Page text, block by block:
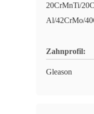
20CrMnTi/
Al/42CrMo/
Zahnprofil:
Gleason